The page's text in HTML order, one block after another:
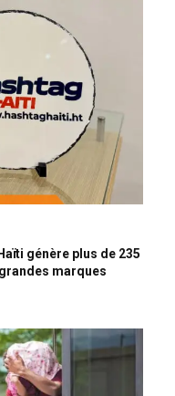
génère plus de 235
marques